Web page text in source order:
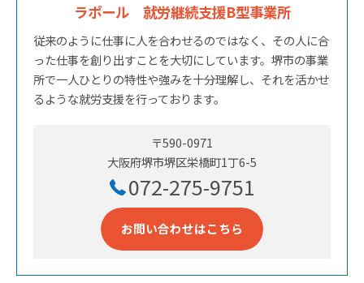
ラポール 就労継続支援B型事業所
従来のように仕事に人を合わせるのではなく、その人に合
った仕事を創り出すことを大切にしています。堺市の事業
所で一人ひとりの特性や強みを十分理解し、それを活かせ
るような就労支援を行っております。
〒590-0971
大阪府堺市堺区栄橋町1丁6-5
072-275-9751
お問い合わせはこちら